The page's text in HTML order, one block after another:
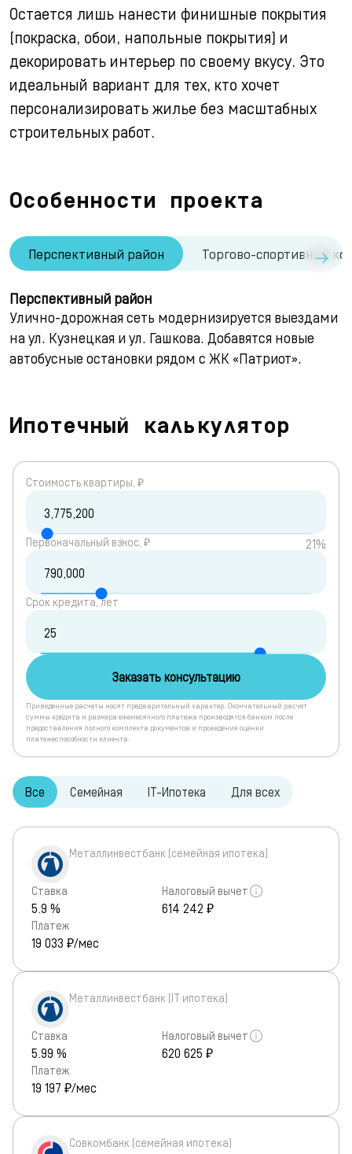
Остается лишь нанести финишные покрытия
(покраска, обои, напольные покрытия) и
декорировать интерьер по своему вкусу. Это
идеальный вариант для тех, кто хочет
персонализировать жилье без масштабных
строительных работ.
Особенности проекта
Перспективный район Торгово-спортивный
→
Перспективный район
Улично-дорожная сеть модернизируется выездами
на ул. Кузнецкая и ул. Гашкова. Добавятся новые
автобусные остановки рядом с ЖК «Патриот».
Ипотечный калькулятор
Cтоимость квартиры, ₽
Первоначальный взнос, ₽ 21%
Срок кредита, лет
Заказать консультацию
Приведенные расчеты носят предварительный характер. Окончательный расчет
суммы кредита и размера ежемесячного платежа производятся банком после
предоставления полного комплекта документов и проведения оценки
платежеспособности клиента.
Все Семейная IT-Ипотека Для всех
Металлинвестбанк (семейная ипотека)
Ставка
5.9 %
Налоговый вычет
614 242 ₽
Платеж
19 033 ₽/мес
Металлинвестбанк (IT ипотека)
Ставка
5.99 %
Налоговый вычет
620 625 ₽
Платеж
19 197 ₽/мес
Совкомбанк (семейная ипотека)